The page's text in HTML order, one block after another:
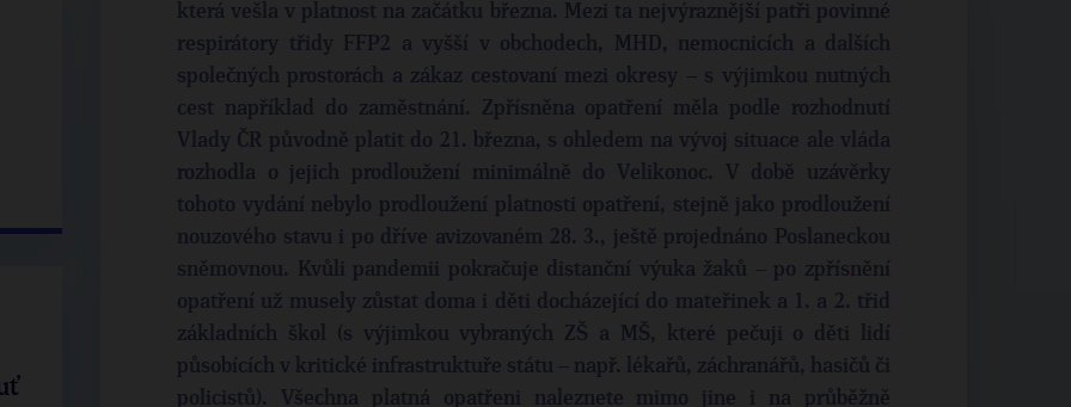
která vešla v platnost na začátku března. Mezi ta nejvýraznější patři povinné
respirátory třidy FFP2 a vyšší v obchodech, MHD, nemocnicích a dalších
společných prostorách a zákaz cestovaní mezi okresy – s výjimkou nutných
cest například do zaměstnání. Zpřísněna opatření měla podle rozhodnutí
Vlady ČR původně platit do 21. března, s ohledem na vývoj situace ale vláda
rozhodla o jejich prodloužení minimálně do Velikonoc. V době uzávěrky
tohoto vydání nebylo prodloužení platnosti opatření, stejně jako prodloužení
nouzového stavu i po dříve avizovaném 28. 3., ještě projednáno Poslaneckou
sněmovnou. Kvůli pandemii pokračuje distanční výuka žaků – po zpřísnění
opatření už musely zůstat doma i děti docházející do mateřinek a 1. a 2. třid
základních škol (s výjimkou vybraných ZŠ a MŠ, které pečuji o děti lidí
působících v kritické infrastruktuře státu – např. lékařů, záchranářů, hasičů či
policistů). Všechna platná opatřeni naleznete mimo jine i na průběžně